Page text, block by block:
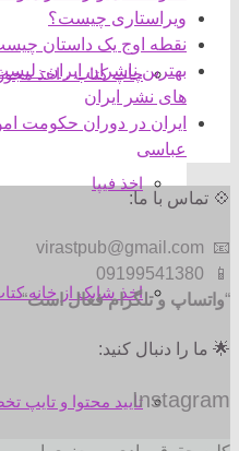
چاپ کتاب ، اخذ
اخذ فیپا
اخذ شابک از خانه
تایید محتوا و تایپ
ویراستاری چیست؟
نقطه اوج یک داستان
بهترین ناشران ایران-
های نشر ایران
ایران در دوران حکومت
عباسی
💠 تماس با ما:
📧 virastpub@gmail.com
📱 09199541380
“واتساپ و تلگرام فعال است“
🌟 ما را دنبال کنید:
Instagram